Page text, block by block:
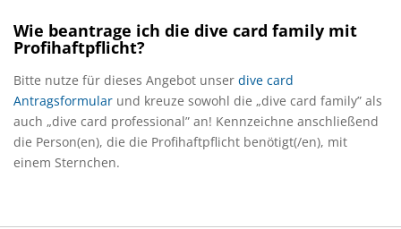
Wie beantrage ich die dive card family mit
Profihaftpflicht?
Bitte nutze für dieses Angebot unser dive card
Antragsformular und kreuze sowohl die „dive card family” als
auch „dive card professional” an! Kennzeichne anschließend
die Person(en), die die Profihaftpflicht benötigt(/en), mit
einem Sternchen.